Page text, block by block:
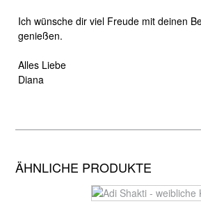
Ich wünsche dir viel Freude mit deinen
genießen.
Alles Liebe
Diana
ÄHNLICHE PRODUKTE